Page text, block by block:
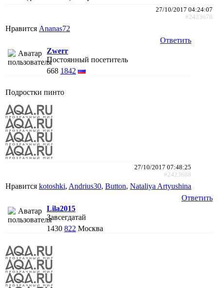
27/10/2017 04:24:07
#2423678
Нравится Ananas72
Ответить
Zwerr
Постоянный посетитель
668 1842
Подростки пинто
27/10/2017 07:48:25
#2423688
Нравится kotoshki, Andrius30, Button, Nataliya Artyushina
Ответить
Lila2015
Завсегдатай
1430 822 Москва